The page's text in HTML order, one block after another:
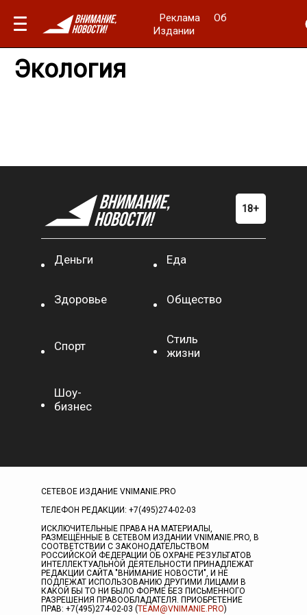
Реклама
Об
Издании
Экология
Деньги Еда
Здоровье Общество
Спорт
Стиль
жизни
Шоу-
бизнес
СЕТЕВОЕ ИЗДАНИЕ VNIMANIE.PRO
ТЕЛЕФОН РЕДАКЦИИ: +7(495)274-02-03
ИСКЛЮЧИТЕЛЬНЫЕ ПРАВА НА МАТЕРИАЛЫ,
РАЗМЕЩЁННЫЕ В СЕТЕВОМ ИЗДАНИИ VNIMANIE.PRO, В
СООТВЕТСТВИИ С ЗАКОНОДАТЕЛЬСТВОМ
РОССИЙСКОЙ ФЕДЕРАЦИИ ОБ ОХРАНЕ РЕЗУЛЬТАТОВ
ИНТЕЛЛЕКТУАЛЬНОЙ ДЕЯТЕЛЬНОСТИ ПРИНАДЛЕЖАТ
РЕДАКЦИИ САЙТА "ВНИМАНИЕ НОВОСТИ", И НЕ
ПОДЛЕЖАТ ИСПОЛЬЗОВАНИЮ ДРУГИМИ ЛИЦАМИ В
КАКОЙ БЫ ТО НИ БЫЛО ФОРМЕ БЕЗ ПИСЬМЕННОГО
РАЗРЕШЕНИЯ ПРАВООБЛАДАТЕЛЯ. ПРИОБРЕТЕНИЕ
ПРАВ: +7(495)274-02-03 (TEAM@VNIMANIE.PRO)